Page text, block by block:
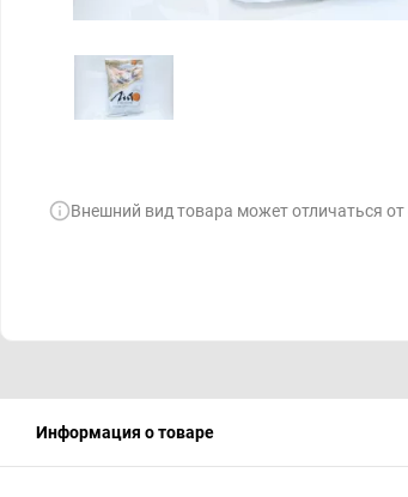
Внешний вид товара может отличаться
Информация о товаре